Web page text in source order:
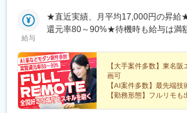
75.6%の社員がリモートワークにて
＞フルリモート64.0%、リモート×出
で全国47都道府県に社員が在籍。特
では出社ベースの上流案件が豊富で
し、中核メンバーとして参画するチ
接やりとりしながら要件定義や設計
PM/PLを目指す方には出社ベースの
上駅、宮古駅、盛駅、久慈駅、仙台
駅、新田駅(宮城県)、多賀城駅、気
駅、秋田駅、横手駅、能代駅、湯沢
駅、山形駅、鶴岡駅、酒田駅、米沢
駅、寒河江駅、新庄駅、水戸駅、つ
浦駅、古河駅、取手駅、下館駅、笹
守谷駅、水海道駅、宇都宮駅、小山
給与
★直近実績、月平均17,000円の昇
還元率80～90%★待機時も給与は満
験・能力等を考慮の上で決定します
手当（50時間分・104,000円～
別途追加支給します。┗残業時間は
時間程度と安定しております★単価
め、万が一待機になってもその間の
【大手案件多数】東名
画可
【AI案件多数】最先端
【勤務形態】フルリモ